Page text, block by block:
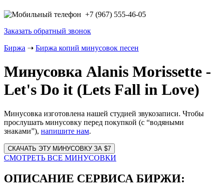
+7 (967) 555-46-05
Заказать обратный звонок
Биржа ➝ Биржа копий минусовок песен
Минусовка Alanis Morissette -
Let's Do it (Lets Fall in Love)
Минусовка изготовлена нашей студией звукозаписи. Чтобы
прослушать минусовку перед покупкой (с “водяными
знаками”), напишите нам.
Website
URL
СМОТРЕТЬ ВСЕ МИНУСОВКИ
ОПИСАНИЕ СЕРВИСА БИРЖИ: